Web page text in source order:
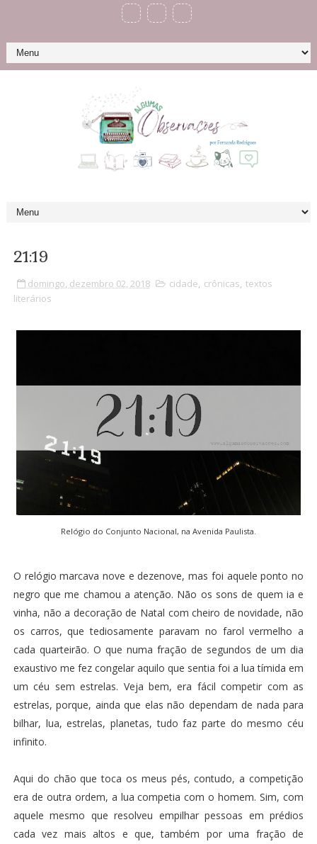
21:19
domingo, dezembro 02, 2018 cidade, crônicas, textos
literários
Relógio do Conjunto Nacional, na Avenida Paulista.
O relógio marcava nove e dezenove, mas foi aquele ponto no
negro que me chamou a atenção. Não os sons de quem ia e
vinha, não a decoração de Natal com cheiro de novidade, não
os carros, que tediosamente paravam no farol vermelho a
cada quarteirão. O que numa fração de segundos de um dia
exaustivo me fez congelar aquilo que sentia foi a lua tímida em
um céu sem estrelas. Veja bem, era fácil competir com as
estrelas, porque, ainda que elas não dependam de nada para
bilhar, lua, estrelas, planetas, tudo faz parte do mesmo céu
infinito.
Aqui do chão que toca os meus pés, contudo, a competição
era de outra ordem, a lua competia com o homem. Sim, com
aquele mesmo que resolveu empilhar pessoas em prédios
cada vez mais altos e que, também por uma fração de